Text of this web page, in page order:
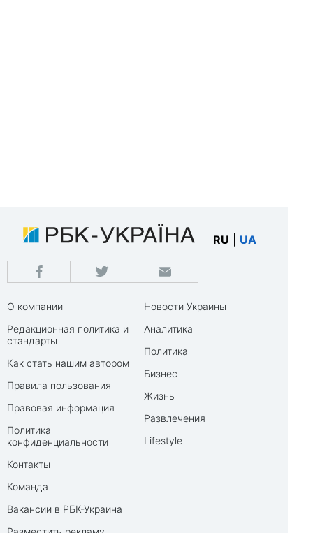
RU UA
О компании
Редакционная политика и
стандарты
Как стать нашим автором
Правила пользования
Правовая информация
Политика
конфиденциальности
Контакты
Команда
Вакансии в РБК-Украина
Новости Украины
Аналитика
Политика
Бизнес
Жизнь
Развлечения
Lifestyle